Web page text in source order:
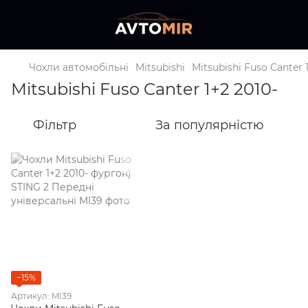
Чохли автомобільні Mitsubishi Mitsubishi Fuso Canter
Mitsubishi Fuso Canter 1+2 2010-
Фільтр За популярністю
−15%
Артикул: MI39